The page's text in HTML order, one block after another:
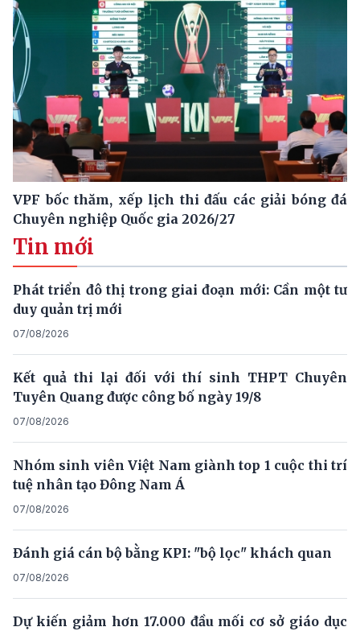
VPF bốc thăm, xếp lịch thi đấu các giải bóng đá
Chuyên nghiệp Quốc gia 2026/27
Tin mới
Phát triển đô thị trong giai đoạn mới: Cần một tư
duy quản trị mới
07/08/2026
Kết quả thi lại đối với thí sinh THPT Chuyên
Tuyên Quang được công bố ngày 19/8
07/08/2026
Nhóm sinh viên Việt Nam giành top 1 cuộc thi trí
tuệ nhân tạo Đông Nam Á
07/08/2026
Đánh giá cán bộ bằng KPI: "bộ lọc" khách quan
07/08/2026
Dự kiến giảm hơn 17.000 đầu mối cơ sở giáo dục